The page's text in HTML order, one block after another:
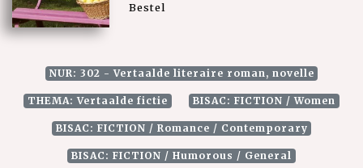
Bestel
NUR: 302 - Vertaalde literaire roman, novelle
THEMA: Vertaalde fictie BISAC: FICTION / Women
BISAC: FICTION / Romance / Contemporary
BISAC: FICTION / Humorous / General